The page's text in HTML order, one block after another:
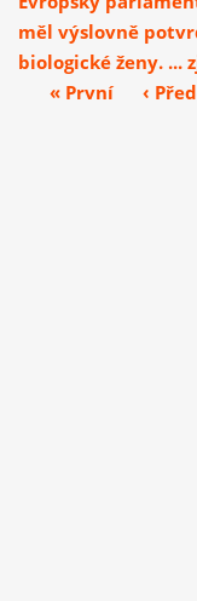
měl výslovně
biologické ženy. ...
« První
‹